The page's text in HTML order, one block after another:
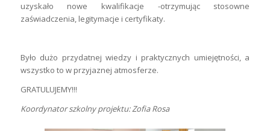
uzyskało nowe kwalifikacje -otrzymując stosowne
zaświadczenia, legitymacje i certyfikaty.
Było dużo przydatnej wiedzy i praktycznych umiejętności, a
wszystko to w przyjaznej atmosferze.
GRATULUJEMY!!!
Koordynator szkolny projektu: Zofia Rosa